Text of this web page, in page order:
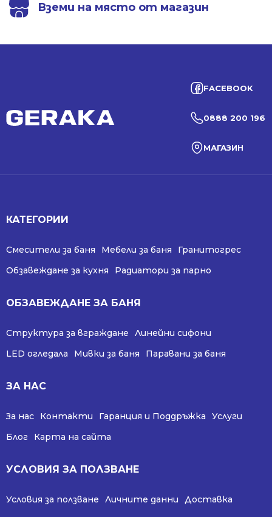
Вземи на място от магазин
FACEBOOK
0888 200 196
МАГАЗИН
КАТЕГОРИИ
Смесители за баня Мебели за баня
Гранитогрес
Обзавеждане за кухня
Радиатори за парно
ОБЗАВЕЖДАНЕ ЗА БАНЯ
Структура за вграждане
Линейни сифони
LED огледала
Мивки за баня Паравани за баня
ЗА НАС
За нас Контакти Гаранция и Поддръжка
Услуги
Блог
Карта на сайта
УСЛОВИЯ ЗА ПОЛЗВАНЕ
Условия за ползване Личните данни
Доставка